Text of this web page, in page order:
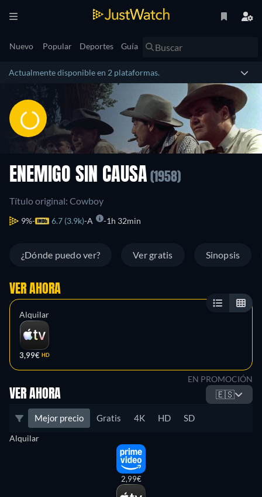
Nuevo Popular Deportes Guía
Actualmente disponible en 2 plataformas.
ENEMIGO SIN CAUSA (1958)
Título original: Cowboy
9% 6.7 (3.9k) A 1h 32min
¿Dónde puedo ver? Ver gratis Sinopsis
VER AHORA
Alquilar
3,99€ HD
EN PROMOCIÓN
VER AHORA 🇪🇸
Mejor precio Gratis 4K HD SD
Alquilar
2,99€